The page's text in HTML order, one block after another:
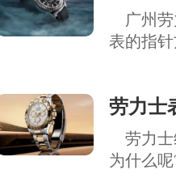
广州劳
表的指
劳力士
劳力士
为什么